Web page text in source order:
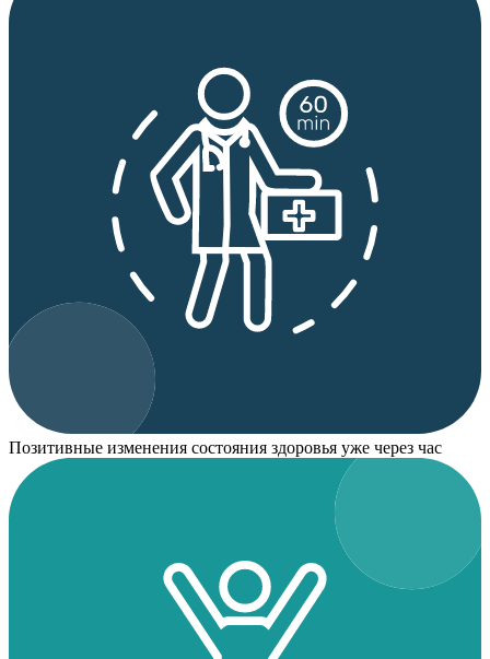
Позитивные изменения состояния здоровья уже через час